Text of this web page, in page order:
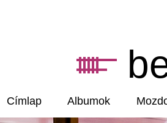
Címlap Albumok